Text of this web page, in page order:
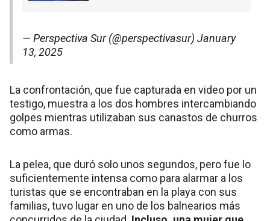
— Perspectiva Sur (@perspectivasur) January
13, 2025
La confrontación, que fue capturada en video por un
testigo, muestra a los dos hombres intercambiando
golpes mientras utilizaban sus canastos de churros
como armas.
La pelea, que duró solo unos segundos, pero fue lo
suficientemente intensa como para alarmar a los
turistas que se encontraban en la playa con sus
familias, tuvo lugar en uno de los balnearios más